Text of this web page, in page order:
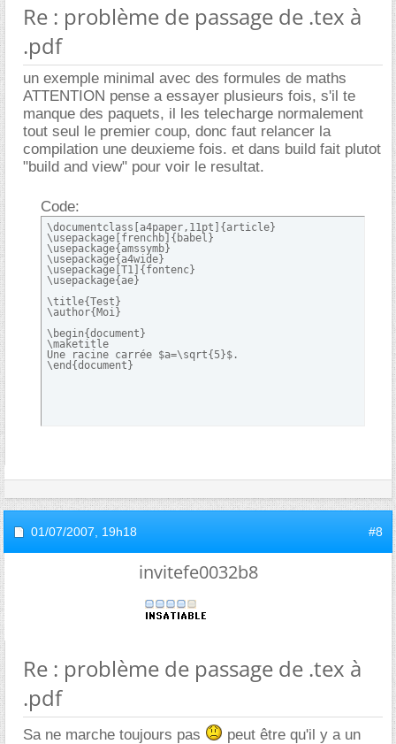
Re : problème de passage de .tex à
.pdf
un exemple minimal avec des formules de maths
ATTENTION pense a essayer plusieurs fois, s'il te
manque des paquets, il les telecharge normalement
tout seul le premier coup, donc faut relancer la
compilation une deuxieme fois. et dans build fait plutot
"build and view" pour voir le resultat.
Code:
\documentclass[a4paper,11pt]{article}
\usepackage[frenchb]{babel}
\usepackage{amssymb}
\usepackage{a4wide}
\usepackage[T1]{fontenc}
\usepackage{ae}
\title{Test}
\author{Moi}
\begin{document}
\maketitle
Une racine carrée $a=\sqrt{5}$.
\end{document}
01/07/2007, 19h18 #8
invitefe0032b8
Re : problème de passage de .tex à
.pdf
Sa ne marche toujours pas
peut être qu'il y a un